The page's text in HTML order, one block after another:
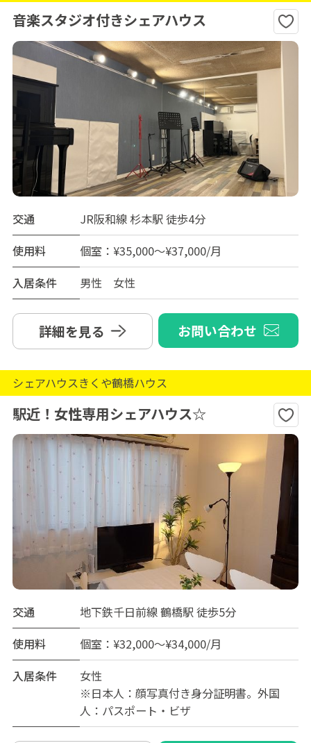
音楽スタジオ付きシェアハウス
交通
JR阪和線 杉本駅 徒歩4分
使用料
個室：¥35,000～¥37,000/月
入居条件
男性 女性
詳細を見る お問い合わせ
シェアハウスきくや鶴橋ハウス
駅近！女性専用シェアハウス☆
交通
地下鉄千日前線 鶴橋駅 徒歩5分
使用料
個室：¥32,000～¥34,000/月
入居条件
女性
※日本人：顔写真付き身分証明書。外国
人：パスポート・ビザ